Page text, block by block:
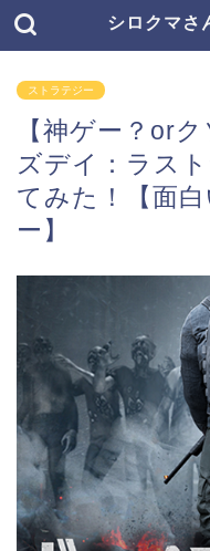
シロクマさ
ストラテジー
【神ゲー？or
ズデイ：ラス
てみた！【面
ー】